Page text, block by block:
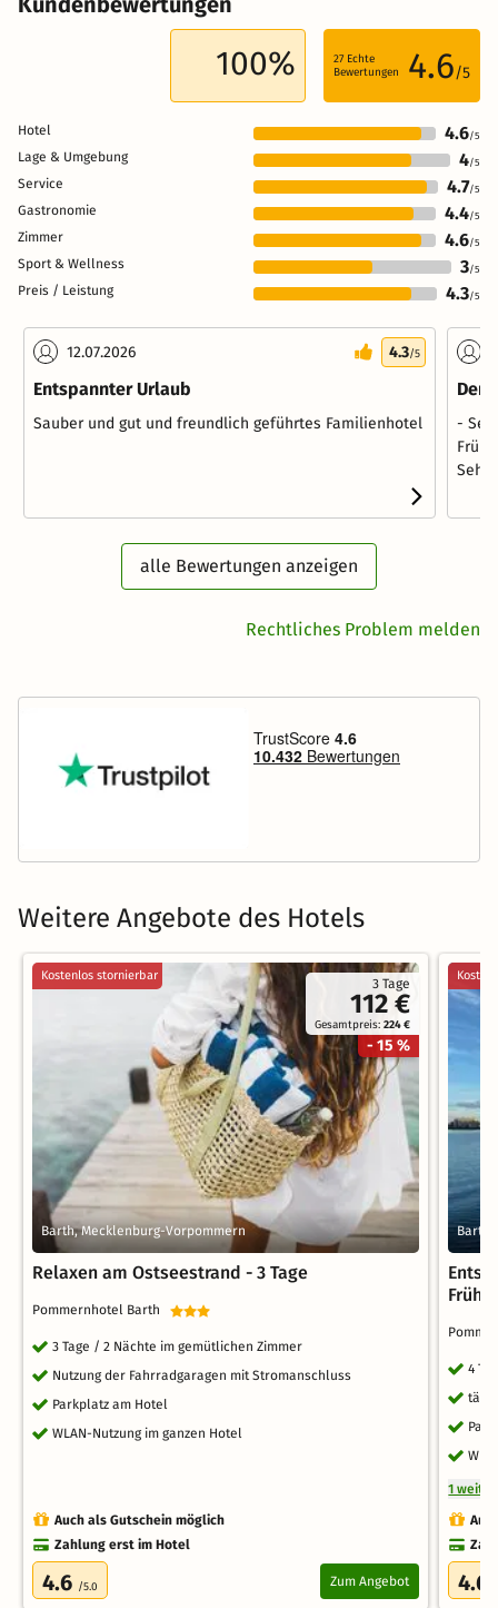
100% 27 Echte
Bewertungen
4.6/5
Hotel 4.6/5
Lage & Umgebung 4/5
Service 4.7/5
Gastronomie 4.4/5
Zimmer 4.6/5
Sport & Wellness 3/5
Preis / Leistung 4.3/5
12.07.2026 4.3/5
Entspannter Urlaub
Sauber und gut und freundlich geführtes Familienhotel
Der
-
Sehr
alle Bewertungen anzeigen
Rechtliches Problem melden
Weitere Angebote des Hotels
3 Tage
112 €
Gesamtpreis:224 €
- 15 %
Kostenlos stornierbar
Barth, Mecklenburg-Vorpommern
Relaxen am Ostseestrand - 3 Tage
Pommernhotel Barth
3 Tage / 2 Nächte im gemütlichen Zimmer
Nutzung der Fahrradgaragen mit Stromanschluss
Parkplatz am Hotel
WLAN-Nutzung im ganzen Hotel
Auch als Gutschein möglich
Zahlung erst im Hotel
4.6 /5.0 Zum Angebot
Barth,
4
1
4.6